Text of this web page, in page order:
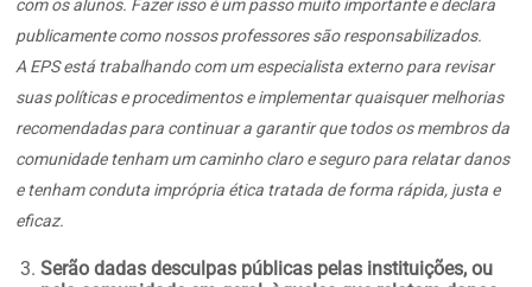
com os alunos. Fazer isso é um passo muito importante e declara
publicamente como nossos professores são responsabilizados.
A EPS está trabalhando com um especialista externo para revisar
suas políticas e procedimentos e implementar quaisquer melhorias
recomendadas para continuar a garantir que todos os membros da
comunidade tenham um caminho claro e seguro para relatar danos
e tenham conduta imprópria ética tratada de forma rápida, justa e
eficaz.
Serão dadas desculpas públicas pelas instituições, ou